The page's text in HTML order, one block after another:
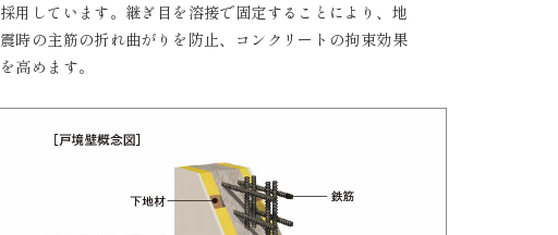
採用しています。継ぎ目を溶接で固定することにより、地
震時の主筋の折れ曲がりを防止、コンクリートの拘束効果
を高めます。